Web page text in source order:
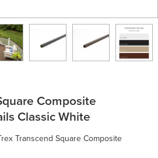
Composite
Classic White
Transcend Square Composite